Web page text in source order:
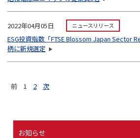
2022年04月05日 ニュースリリース
ESG投資指数「FTSE Blossom Japan Sector
柄に新規選定
前 1 2 次
お知らせ